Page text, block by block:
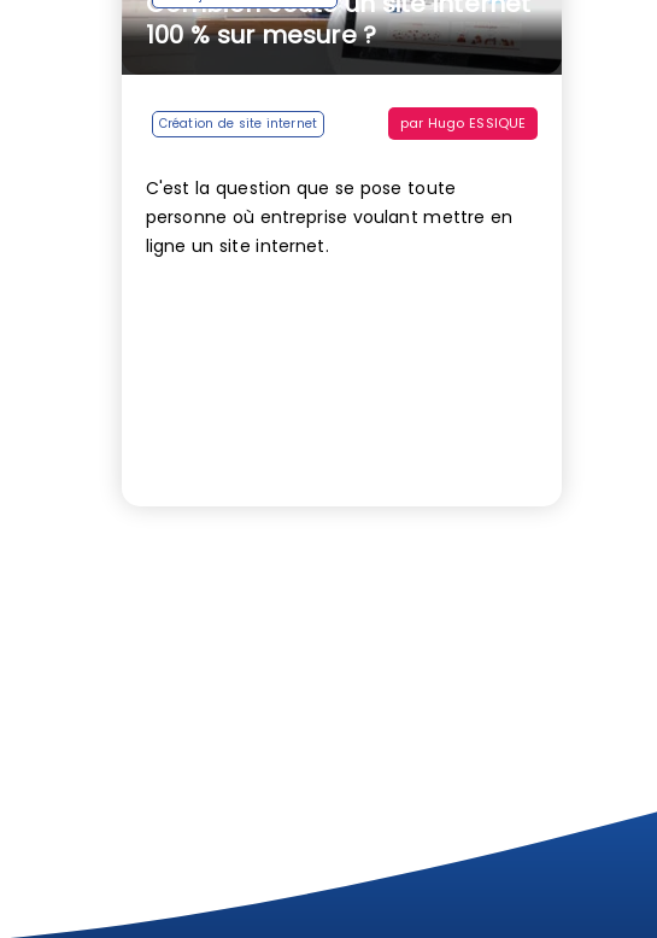
100 % sur mesure ?
Création de site internet par Hugo ESSIQUE
C'est la question que se pose toute
personne où entreprise voulant mettre en
ligne un site internet.